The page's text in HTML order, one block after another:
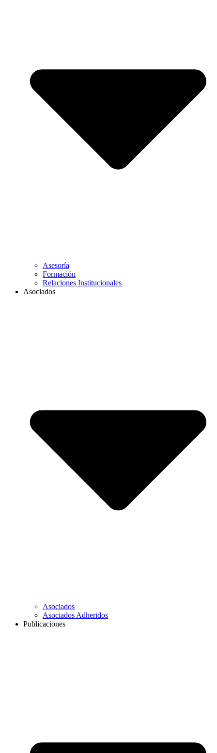
Asesoría
Formación
Relaciones Institucionales
Asociados
Asociados
Asociados Adheridos
Publicaciones